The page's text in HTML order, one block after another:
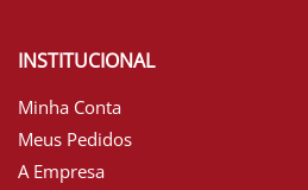
INSTITUCIONAL
Minha Conta
Meus Pedidos
A Empresa